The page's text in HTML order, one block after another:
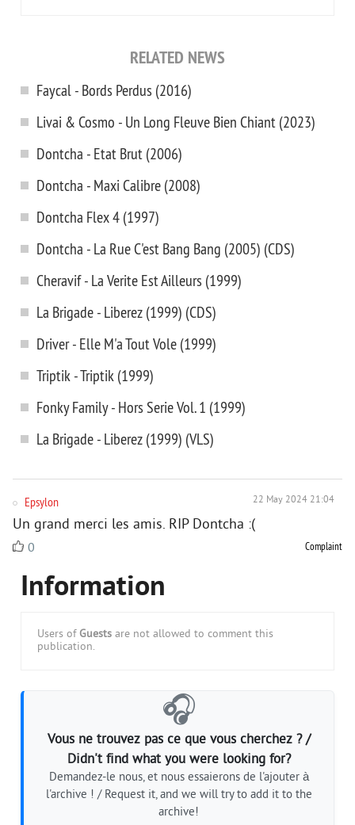
RELATED NEWS
Faycal - Bords Perdus (2016)
Livai & Cosmo - Un Long Fleuve Bien Chiant (2023)
Dontcha - Etat Brut (2006)
Dontcha - Maxi Calibre (2008)
Dontcha Flex 4 (1997)
Dontcha - La Rue C'est Bang Bang (2005) (CDS)
Cheravif - La Verite Est Ailleurs (1999)
La Brigade - Liberez (1999) (CDS)
Driver - Elle M'a Tout Vole (1999)
Triptik - Triptik (1999)
Fonky Family - Hors Serie Vol. 1 (1999)
La Brigade - Liberez (1999) (VLS)
Epsylon 22 May 2024 21:04
Un grand merci les amis. RIP Dontcha :(
0 Complaint
Information
Users of Guests are not allowed to comment this
publication.
🎧
Vous ne trouvez pas ce que vous cherchez ? /
Didn't find what you were looking for?
Demandez-le nous, et nous essaierons de l'ajouter à
l'archive ! / Request it, and we will try to add it to the
archive!